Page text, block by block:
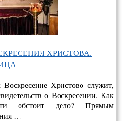
ХРИСТОВА.
Христово служит,
о Воскресении. Как
обстоит дело? Прямым
…